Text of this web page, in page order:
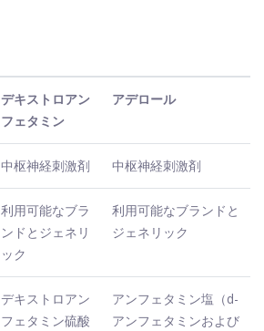
デキストロアン
フェタミン
アデロール
中枢神経刺激剤 中枢神経刺激剤
利用可能なブラ
ンドとジェネリ
ック
利用可能なブランドと
ジェネリック
デキストロアン
フェタミン硫酸
アンフェタミン塩（d-
アンフェタミンおよび